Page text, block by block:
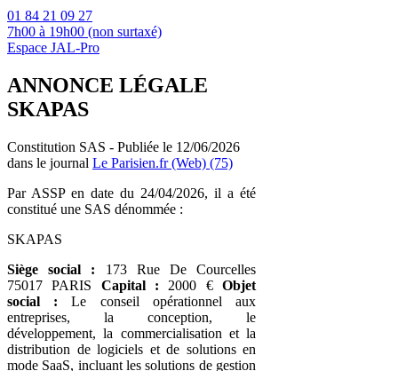
01 84 21 09 27
7h00 à 19h00 (non surtaxé)
Espace JAL-Pro
ANNONCE LÉGALE
SKAPAS
Constitution SAS - Publiée le 12/06/2026
dans le journal Le Parisien.fr (Web) (75)
Par ASSP en date du 24/04/2026, il a été
constitué une SAS dénommée :
SKAPAS
Siège social : 173 Rue De Courcelles
75017 PARIS Capital : 2000 €Objet
social : Le conseil opérationnel aux
entreprises, la conception, le
développement, la commercialisation et la
distribution de logiciels et de solutions en
mode SaaS, incluant les solutions de gestion